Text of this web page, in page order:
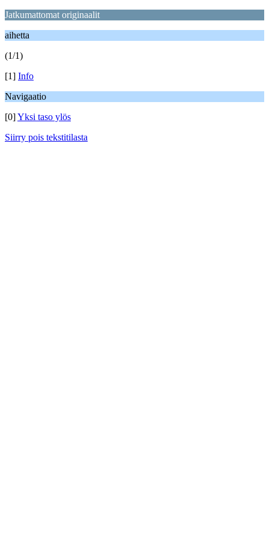
Jatkumattomat originaalit
aihetta
(1/1)
[1] Info
Navigaatio
[0]Yksi taso ylös
Siirry pois tekstitilasta